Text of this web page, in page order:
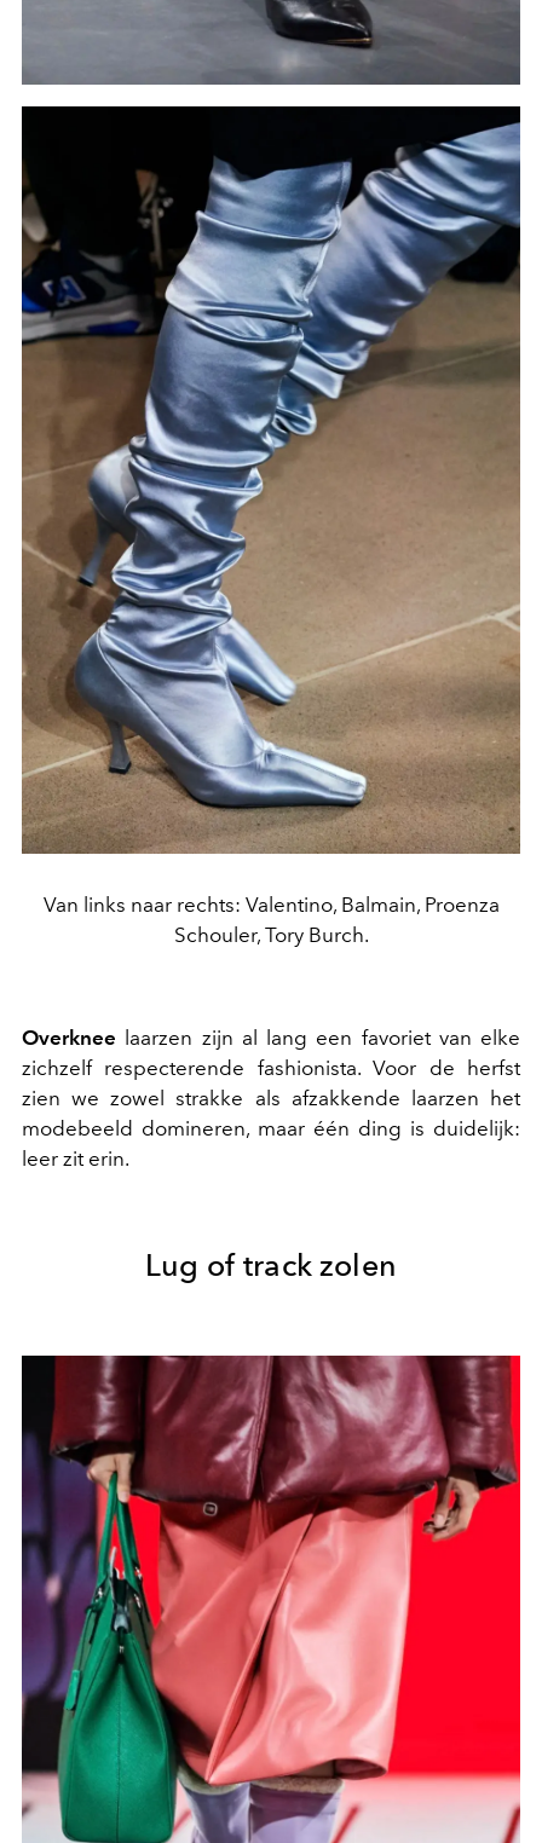
Van links naar rechts: Valentino, Balmain, Proenza
Schouler, Tory Burch.
Overknee laarzen zijn al lang een favoriet van elke
zichzelf respecterende fashionista. Voor de herfst
zien we zowel strakke als afzakkende laarzen het
modebeeld domineren, maar één ding is duidelijk:
leer zit erin.
Lug of track zolen